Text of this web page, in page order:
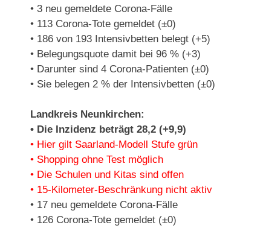
• 3 neu gemeldete Corona-Fälle
• 113 Corona-Tote gemeldet (±0)
• 186 von 193 Intensivbetten belegt (+5)
• Belegungsquote damit bei 96 % (+3)
• Darunter sind 4 Corona-Patienten (±0)
• Sie belegen 2 % der Intensivbetten (±0)
Landkreis Neunkirchen:
• Die Inzidenz beträgt 28,2 (+9,9)
• Hier gilt Saarland-Modell Stufe grün
• Shopping ohne Test möglich
• Die Schulen und Kitas sind offen
• 15-Kilometer-Beschränkung nicht aktiv
• 17 neu gemeldete Corona-Fälle
• 126 Corona-Tote gemeldet (±0)